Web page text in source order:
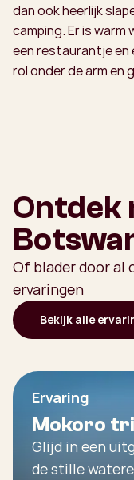
dan ook heerlijk
camping. Er is warm
een restaurantje en
rol onder de arm en
Ontdek
Of blader door al
ervaringen
Bekijk alle
Ervaring
Mokoro
Glijd in een
de stille